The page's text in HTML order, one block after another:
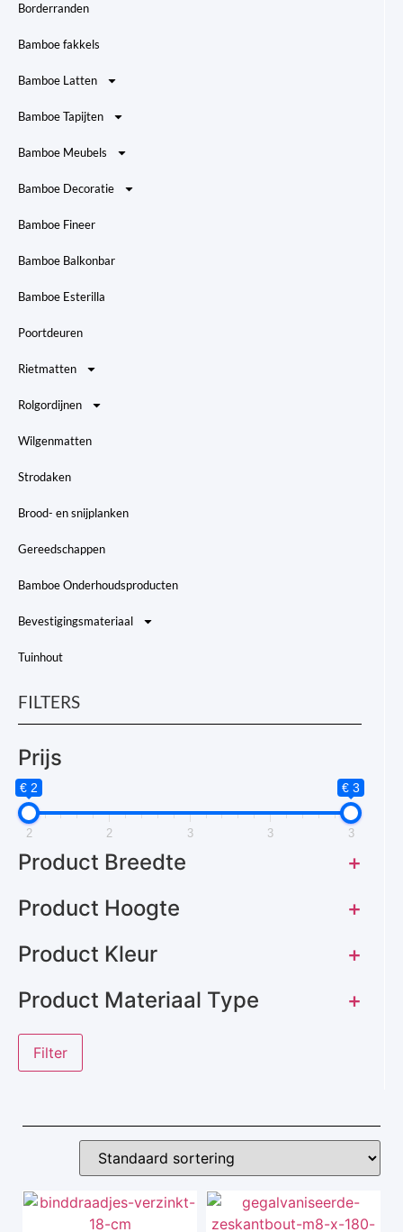
Borderranden
Bamboe fakkels
Bamboe Latten
Bamboe Tapijten
Bamboe Meubels
Bamboe Decoratie
Bamboe Fineer
Bamboe Balkonbar
Bamboe Esterilla
Poortdeuren
Rietmatten
Rolgordijnen
Wilgenmatten
Strodaken
Brood- en snijplanken
Gereedschappen
Bamboe Onderhoudsproducten
Bevestigingsmateriaal
Tuinhout
FILTERS
Prijs
€ 2 € 3
2 2 3 3 3
Product Breedte
+
Product Hoogte
+
Product Kleur
+
Product Materiaal Type
+
Filter